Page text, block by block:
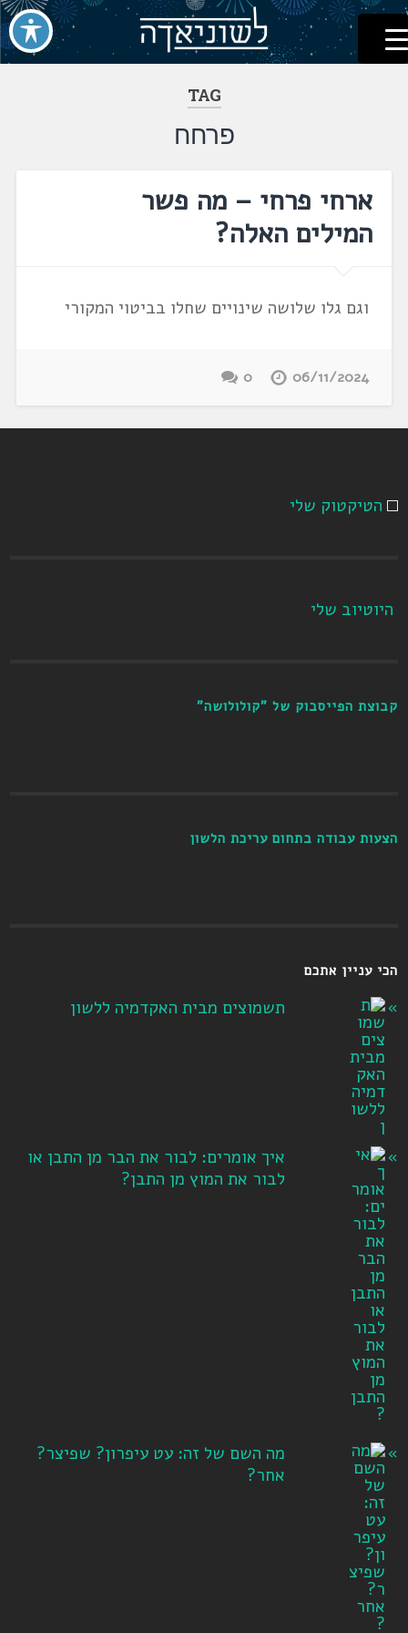
דלג
לתוכן
לשוניאדה
עברית. לשון. שפה
TAG
פרחח
ארחי פרחי – מה פשר
המילים האלה?
וגם גלו שלושה שינויים שחלו בביטוי המקורי
06/11/2024
0
הטיקטוק שלי
היוטיוב שלי
קבוצת הפייסבוק של "קולולושה"
הצעות עבודה בתחום עריכת הלשון
הכי עניין אתכם
תשמוצים מבית האקדמיה ללשון
איך אומרים: לבור את הבר מן התבן או
לבור את המוץ מן התבן?
מה השם של זה: עט עיפרון? שפיצר?
אחר?